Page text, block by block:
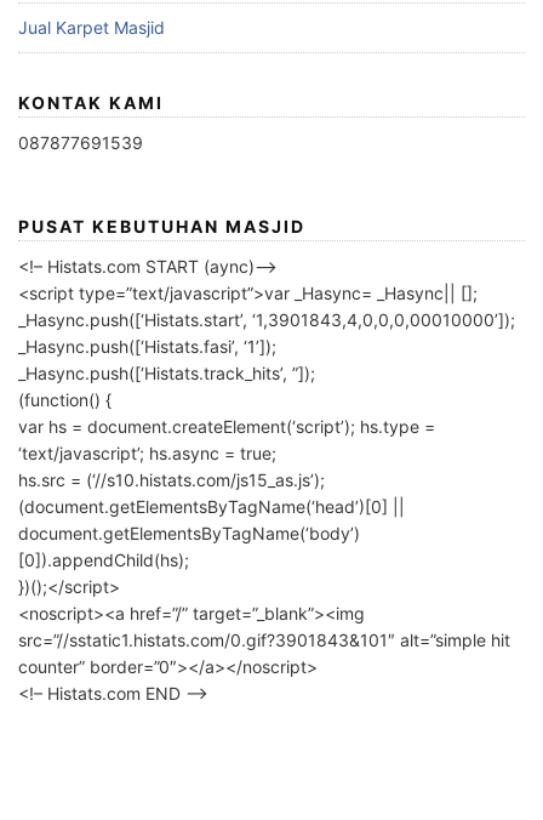
Jual Karpet Masjid
KONTAK KAMI
087877691539
PUSAT KEBUTUHAN MASJID
<!– Histats.com START (aync)–>
<script type=”text/javascript”>var _Hasync= _Hasync|| [];
_Hasync.push([‘Histats.start’, ‘1,3901843,4,0,0,0,00010000’]);
_Hasync.push([‘Histats.fasi’, ‘1’]);
_Hasync.push([‘Histats.track_hits’, ”]);
(function() {
var hs = document.createElement(‘script’); hs.type =
‘text/javascript’; hs.async = true;
hs.src = (‘//s10.histats.com/js15_as.js’);
(document.getElementsByTagName(‘head’)[0] ||
document.getElementsByTagName(‘body’)
[0]).appendChild(hs);
})();</script>
<noscript><a href=”/” target=”_blank”><img
src=”//sstatic1.histats.com/0.gif?3901843&101″ alt=”simple hit
counter” border=”0″></a></noscript>
<!– Histats.com END –>